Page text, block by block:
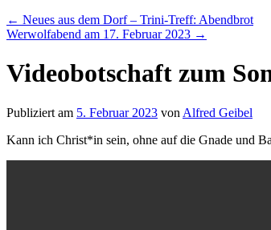
← Neues aus dem Dorf – Trini-Treff: Abendbrot
Werwolfabend am 17. Februar 2023 →
Videobotschaft zum
Publiziert am 5. Februar 2023 von Alfred Geibel
Kann ich Christ*in sein, ohne auf die Gnade und